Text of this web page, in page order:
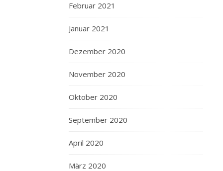
Februar 2021
Januar 2021
Dezember 2020
November 2020
Oktober 2020
September 2020
April 2020
März 2020